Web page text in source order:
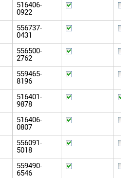
516406-
0922
556737-
0431
556500-
2762
559465-
8196
516401-
9878
516406-
0807
556091-
5018
559490-
6546